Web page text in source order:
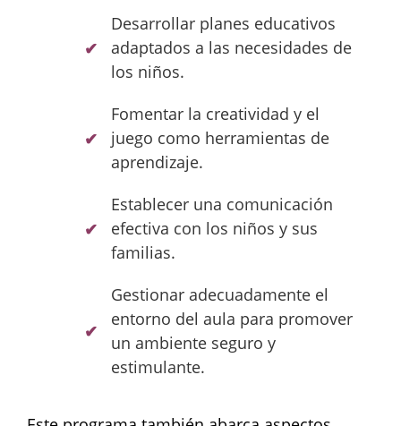
Desarrollar planes educativos
adaptados a las necesidades de
los niños.
Fomentar la creatividad y el
juego como herramientas de
aprendizaje.
Establecer una comunicación
efectiva con los niños y sus
familias.
Gestionar adecuadamente el
entorno del aula para promover
un ambiente seguro y
estimulante.